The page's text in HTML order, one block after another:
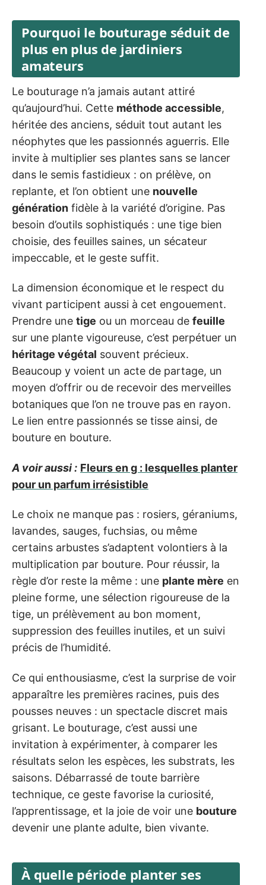
Pourquoi le bouturage séduit de
plus en plus de jardiniers
amateurs
Le bouturage n’a jamais autant attiré
qu’aujourd’hui. Cette méthode accessible,
héritée des anciens, séduit tout autant les
néophytes que les passionnés aguerris. Elle
invite à multiplier ses plantes sans se lancer
dans le semis fastidieux : on prélève, on
replante, et l’on obtient une nouvelle
génération fidèle à la variété d’origine. Pas
besoin d’outils sophistiqués : une tige bien
choisie, des feuilles saines, un sécateur
impeccable, et le geste suffit.
La dimension économique et le respect du
vivant participent aussi à cet engouement.
Prendre une tige ou un morceau de feuille
sur une plante vigoureuse, c’est perpétuer un
héritage végétal souvent précieux.
Beaucoup y voient un acte de partage, un
moyen d’offrir ou de recevoir des merveilles
botaniques que l’on ne trouve pas en rayon.
Le lien entre passionnés se tisse ainsi, de
bouture en bouture.
A voir aussi : Fleurs en g : lesquelles planter
pour un parfum irrésistible
Le choix ne manque pas : rosiers, géraniums,
lavandes, sauges, fuchsias, ou même
certains arbustes s’adaptent volontiers à la
multiplication par bouture. Pour réussir, la
règle d’or reste la même : une plante mère en
pleine forme, une sélection rigoureuse de la
tige, un prélèvement au bon moment,
suppression des feuilles inutiles, et un suivi
précis de l’humidité.
Ce qui enthousiasme, c’est la surprise de voir
apparaître les premières racines, puis des
pousses neuves : un spectacle discret mais
grisant. Le bouturage, c’est aussi une
invitation à expérimenter, à comparer les
résultats selon les espèces, les substrats, les
saisons. Débarrassé de toute barrière
technique, ce geste favorise la curiosité,
l’apprentissage, et la joie de voir une bouture
devenir une plante adulte, bien vivante.
À quelle période planter ses